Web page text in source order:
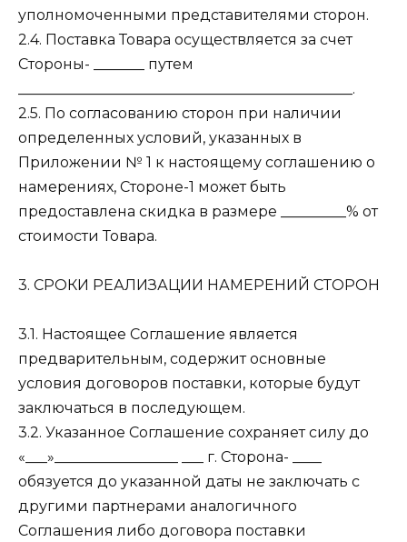
уполномоченными представителями сторон.
2.4. Поставка Товара осуществляется за счет
Стороны- _______ путем
______________________________________________.
2.5. По согласованию сторон при наличии
определенных условий, указанных в
Приложении № 1 к настоящему соглашению о
намерениях, Стороне-1 может быть
предоставлена скидка в размере _________% от
стоимости Товара.
3. СРОКИ РЕАЛИЗАЦИИ НАМЕРЕНИЙ СТОРОН
3.1. Настоящее Соглашение является
предварительным, содержит основные
условия договоров поставки, которые будут
заключаться в последующем.
3.2. Указанное Соглашение сохраняет силу до
«___»_________________ ___ г. Сторона- ____
обязуется до указанной даты не заключать с
другими партнерами аналогичного
Соглашения либо договора поставки